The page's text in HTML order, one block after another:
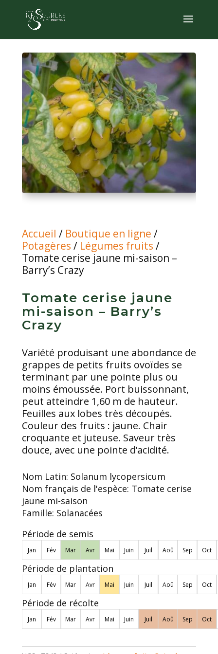
Accueil / Boutique en ligne /
Potagères / Légumes fruits /
Tomate cerise jaune mi-saison –
Barry’s Crazy
Tomate cerise jaune
mi-saison – Barry’s
Crazy
Variété produisant une abondance de
grappes de petits fruits ovoïdes se
terminant par une pointe plus ou
moins émoussée. Port buissonnant,
peut atteindre 1,60 m de hauteur.
Feuilles aux lobes très découpés.
Couleur des fruits : jaune. Chair
croquante et juteuse. Saveur très
douce, avec une pointe d’acidité.
Nom Latin: Solanum lycopersicum
Nom français de l'espèce: Tomate cerise
jaune mi-saison
Famille: Solanacées
Période de semis
Jan Fév Mar Avr Mai Juin Juil Aoû Sep Oct
Période de plantation
Jan Fév Mar Avr Mai Juin Juil Aoû Sep Oct
Période de récolte
Jan Fév Mar Avr Mai Juin Juil Aoû Sep Oct